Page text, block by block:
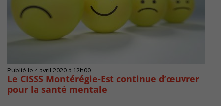
Publié le 4 avril 2020 à 12h00
Le CISSS Montérégie-Est continue d’œuvrer
pour la santé mentale